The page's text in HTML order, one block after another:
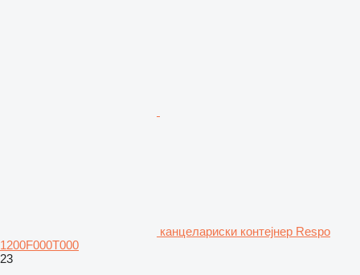
канцелариски контејнер Respo
1200F000T000
23